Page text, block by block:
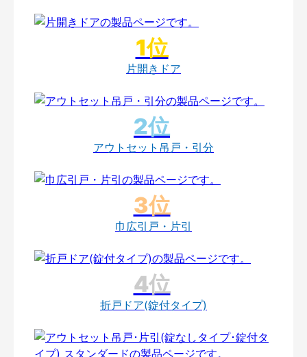
片開きドア
アウトセット吊戸・引分
巾広引戸・片引
折戸ドア(錠付タイプ)